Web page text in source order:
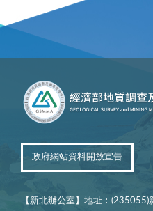
政府網站資料開放宣告
【新北辦公室】地址